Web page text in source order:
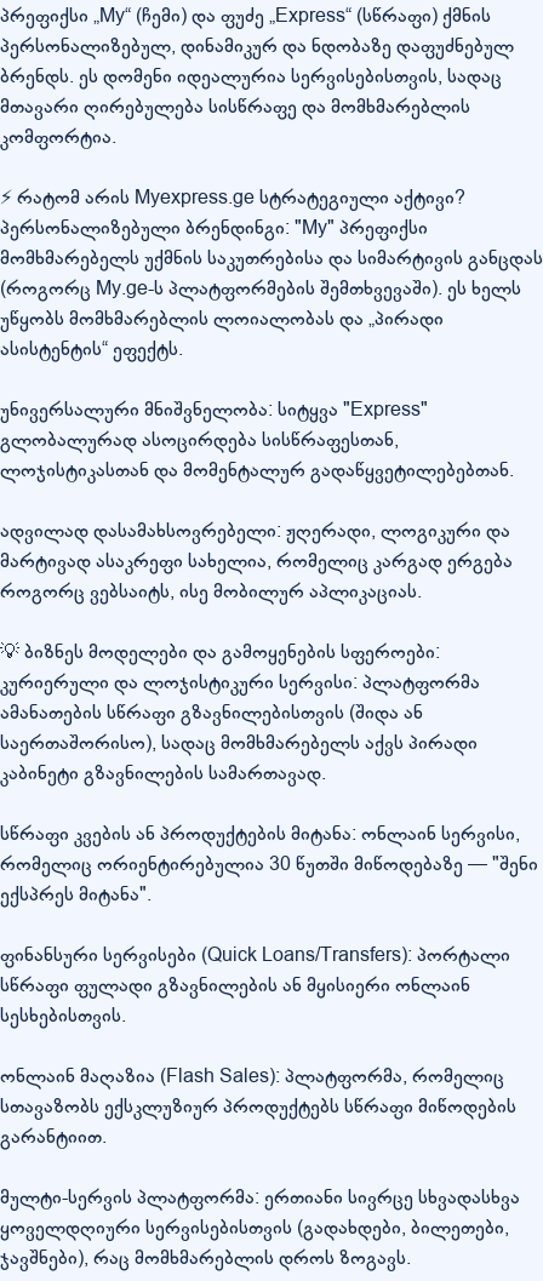
პრეფიქსი „My“ (ჩემი) და ფუძე „Express“ (სწრაფი) ქმნის
პერსონალიზებულ, დინამიკურ და ნდობაზე დაფუძნებულ
ბრენდს. ეს დომენი იდეალურია სერვისებისთვის, სადაც
მთავარი ღირებულება სისწრაფე და მომხმარებლის
კომფორტია.
⚡ რატომ არის Myexpress.ge სტრატეგიული აქტივი?
პერსონალიზებული ბრენდინგი: "My" პრეფიქსი
მომხმარებელს უქმნის საკუთრებისა და სიმარტივის განცდას
(როგორც My.ge-ს პლატფორმების შემთხვევაში). ეს ხელს
უწყობს მომხმარებლის ლოიალობას და „პირადი
ასისტენტის“ ეფექტს.
უნივერსალური მნიშვნელობა: სიტყვა "Express"
გლობალურად ასოცირდება სისწრაფესთან,
ლოჯისტიკასთან და მომენტალურ გადაწყვეტილებებთან.
ადვილად დასამახსოვრებელი: ჟღერადი, ლოგიკური და
მარტივად ასაკრეფი სახელია, რომელიც კარგად ერგება
როგორც ვებსაიტს, ისე მობილურ აპლიკაციას.
💡 ბიზნეს მოდელები და გამოყენების სფეროები:
კურიერული და ლოჯისტიკური სერვისი: პლატფორმა
ამანათების სწრაფი გზავნილებისთვის (შიდა ან
საერთაშორისო), სადაც მომხმარებელს აქვს პირადი
კაბინეტი გზავნილების სამართავად.
სწრაფი კვების ან პროდუქტების მიტანა: ონლაინ სერვისი,
რომელიც ორიენტირებულია 30 წუთში მიწოდებაზე — "შენი
ექსპრეს მიტანა".
ფინანსური სერვისები (Quick Loans/Transfers): პორტალი
სწრაფი ფულადი გზავნილების ან მყისიერი ონლაინ
სესხებისთვის.
ონლაინ მაღაზია (Flash Sales): პლატფორმა, რომელიც
სთავაზობს ექსკლუზიურ პროდუქტებს სწრაფი მიწოდების
გარანტიით.
მულტი-სერვის პლატფორმა: ერთიანი სივრცე სხვადასხვა
ყოველდღიური სერვისებისთვის (გადახდები, ბილეთები,
ჯავშნები), რაც მომხმარებლის დროს ზოგავს.